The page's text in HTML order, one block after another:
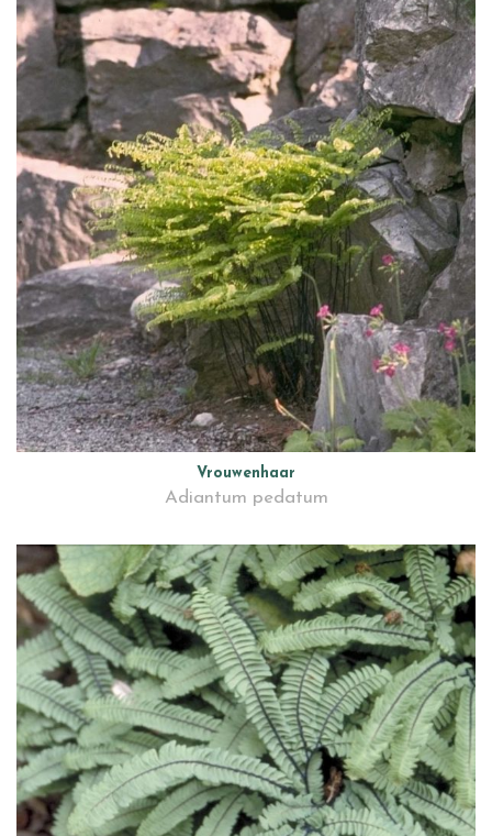
Vrouwenhaar
Adiantum pedatum